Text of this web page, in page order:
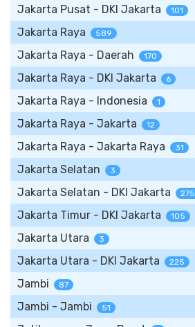
Jakarta Pusat - DKI Jakarta 101
Jakarta Raya 589
Jakarta Raya - Daerah 170
Jakarta Raya - DKI Jakarta 6
Jakarta Raya - Indonesia 1
Jakarta Raya - Jakarta 12
Jakarta Raya - Jakarta Raya 31
Jakarta Selatan 3
Jakarta Selatan - DKI Jakarta 275
Jakarta Timur - DKI Jakarta 105
Jakarta Utara 3
Jakarta Utara - DKI Jakarta 225
Jambi 87
Jambi - Jambi 51